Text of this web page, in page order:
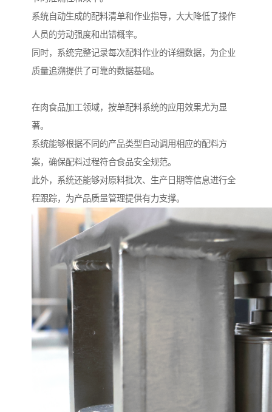
系统自动生成的配料清单和作业指导，大大降低了操作
人员的劳动强度和出错概率。
同时，系统完整记录每次配料作业的详细数据，为企业
质量追溯提供了可靠的数据基础。
在肉食品加工领域，按单配料系统的应用效果尤为显
著。
系统能够根据不同的产品类型自动调用相应的配料方
案，确保配料过程符合食品安全规范。
此外，系统还能够对原料批次、生产日期等信息进行全
程跟踪，为产品质量管理提供有力支撑。